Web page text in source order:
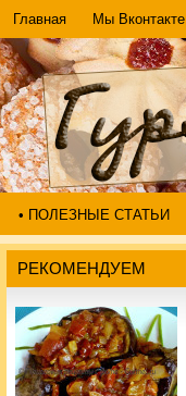
Главная Мы Вконтакте
• ПОЛЕЗНЫЕ СТАТЬИ
РЕКОМЕНДУЕМ